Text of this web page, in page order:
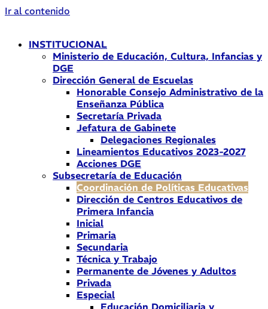
Ir al contenido
INSTITUCIONAL
Ministerio de Educación, Cultura, Infancias y
DGE
Dirección General de Escuelas
Honorable Consejo Administrativo de la
Enseñanza Pública
Secretaría Privada
Jefatura de Gabinete
Delegaciones Regionales
Lineamientos Educativos 2023-2027
Acciones DGE
Subsecretaría de Educación
Coordinación de Políticas Educativas
Dirección de Centros Educativos de
Primera Infancia
Inicial
Primaria
Secundaria
Técnica y Trabajo
Permanente de Jóvenes y Adultos
Privada
Especial
Educación Domiciliaria y